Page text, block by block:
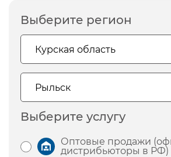
Выберите регион
Выберите услугу
Оптовые продажи
дистрибьюторы в РФ)